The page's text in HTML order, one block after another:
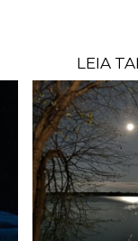
LEIA